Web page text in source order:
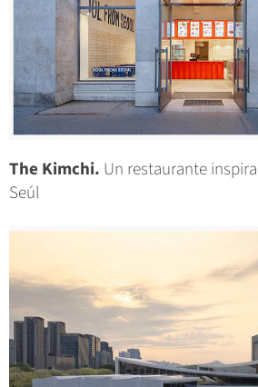
The Kimchi. Un restaurante
Seúl